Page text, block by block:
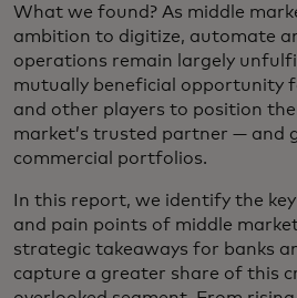
What we found? As middle
ambition to digitize, automate
operations remain largely
mutually beneficial opportunity
and other players to position
market’s trusted partner — and
commercial portfolios.
In this report, we identify the
and pain points of middle
strategic takeaways for banks
capture a greater share of this